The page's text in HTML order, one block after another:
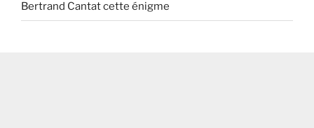
Bertrand Cantat cette énigme